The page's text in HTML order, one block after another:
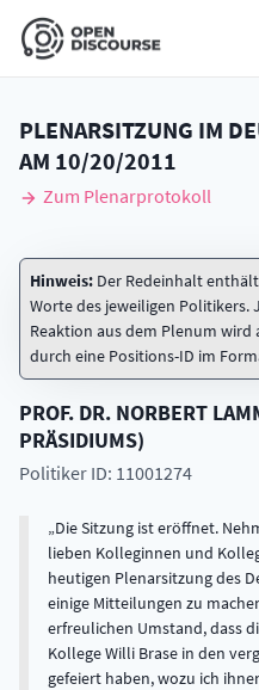
PLENARSITZUNG IM
AM 10/20/2011
Zum Plenarprotokoll
Hinweis: Der Redeinhalt
Worte des jeweiligen
Reaktion aus dem Plenum
durch eine Positions-ID im
PROF. DR. NORBERT
PRÄSIDIUMS)
Politiker ID: 11001274
Die Sitzung ist eröffnet.
lieben Kolleginnen und
heutigen Plenarsitzung des
einige Mitteilungen zu
erfreulichen Umstand, dass
Kollege Willi Brase in den
gefeiert haben, wozu ich